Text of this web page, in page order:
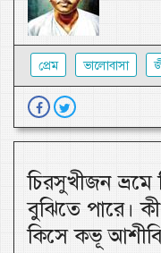
প্রেম ভালোবাসা
চিরসুখীজন
বুঝিতে পারে।
কিসে কভূ